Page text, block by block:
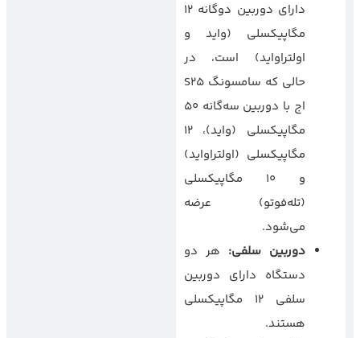
دارای دوربین دوگانه ۱۲
مگاپیکسلی (واید و
اولتراواید) است، در
حالی که سامسونگ S25
اج با دوربین سه‌گانه ۵۰
مگاپیکسلی (واید)، ۱۲
مگاپیکسلی (اولتراواید)
و ۱۰ مگاپیکسلی
(تله‌فوتو) عرضه
می‌شود.
دوربین سلفی: هر دو
دستگاه دارای دوربین
سلفی ۱۲ مگاپیکسلی
هستند.